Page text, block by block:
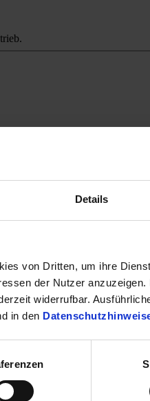
Details
von Dritten, um ihre
der Nutzer
widerrufbar.
in den